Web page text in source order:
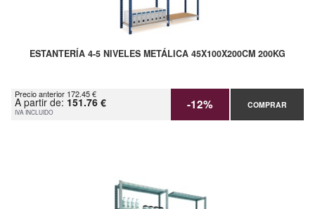
ESTANTERÍA 4-5 NIVELES METÁLICA 45X100X200CM 200KG
Precio anterior 172.45 €
A partir de: 151.76 €
IVA INCLUIDO -12% COMPRAR